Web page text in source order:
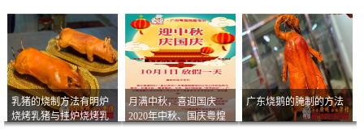
乳猪的烧制方法有明炉
烧烤乳猪与挂炉烧烤乳
月满中秋，喜迎国庆
2020年中秋、国庆粤煌
广东烧鹅的腌制的方法